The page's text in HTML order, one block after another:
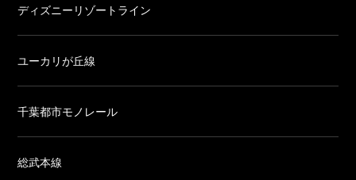
ディズニーリゾートライン
ユーカリが丘線
千葉都市モノレール
総武本線